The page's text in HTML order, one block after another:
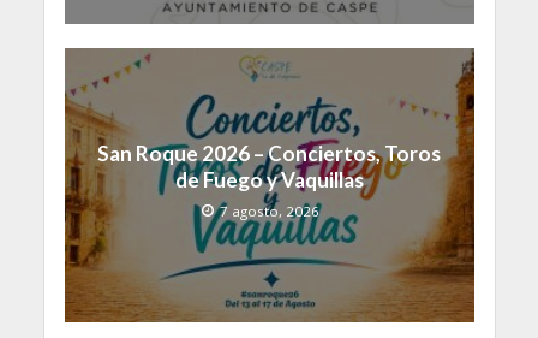
San Roque 2026 – Conciertos, Toros
de Fuego y Vaquillas
7 agosto, 2026